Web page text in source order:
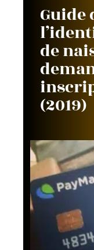
Guide
de
(2019)